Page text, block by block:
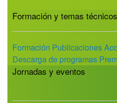
Formación y temas técnicos
Formación Publicaciones
Descarga de programas
Jornadas y eventos